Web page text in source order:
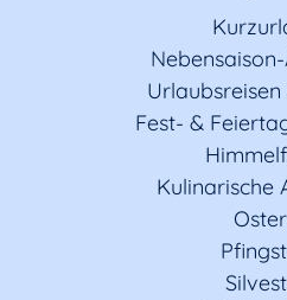
Fest- &
Kulinarische